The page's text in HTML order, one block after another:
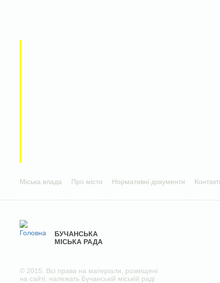
Міська влада Про місто Нормативні документи
БУЧАНСЬКА
МІСЬКА РАДА
© 2015. Всі права на матеріали, розміщені
на сайті, належать Бучанській міській раді